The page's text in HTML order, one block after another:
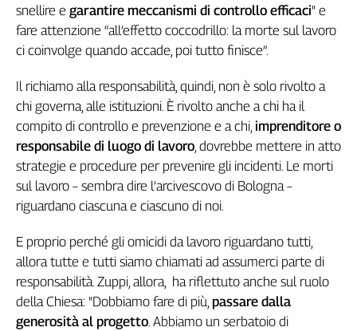
Umbria
Valle
D'Aosta
Archivio
Storico
1955-
2014
Cerca
Contatti
La
redazione
snellire e garantire meccanismi di controllo efficaci" e
fare attenzione “all’effetto coccodrillo: la morte sul lavoro
ci coinvolge quando accade, poi tutto finisce”.
Il richiamo alla responsabilità, quindi, non è solo rivolto a
chi governa, alle istituzioni. È rivolto anche a chi ha il
compito di controllo e prevenzione e a chi, imprenditore o
responsabile di luogo di lavoro, dovrebbe mettere in atto
strategie e procedure per prevenire gli incidenti. Le morti
sul lavoro – sembra dire l’arcivescovo di Bologna –
riguardano ciascuna e ciascuno di noi.
E proprio perché gli omicidi da lavoro riguardano tutti,
allora tutte e tutti siamo chiamati ad assumerci parte di
responsabilità. Zuppi, allora, ha riflettuto anche sul ruolo
della Chiesa: "Dobbiamo fare di più, passare dalla
generosità al progetto. Abbiamo un serbatoio di